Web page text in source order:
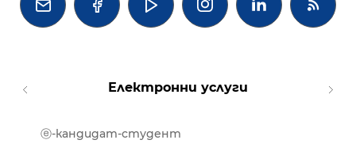
   
Електронни услуги
ⓔ-кандидат-студент